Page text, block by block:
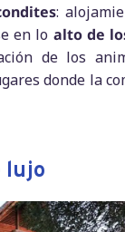
:
en lo alto de
de los
donde la
lujo